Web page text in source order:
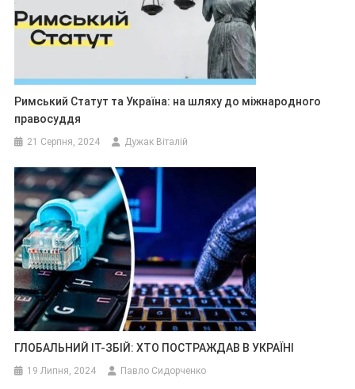
Римський Статут та Україна: на шляху до міжнародного
правосуддя
21 Серпня, 2024 Дужак Віталій
ГЛОБАЛЬНИЙ IT-ЗБІЙ: ХТО ПОСТРАЖДАВ В УКРАЇНІ
19 Липня, 2024 Павло Сидорченко